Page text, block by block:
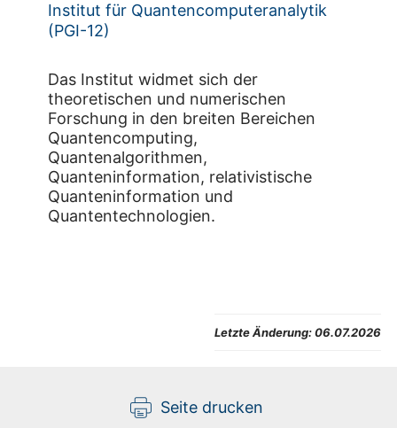
Institut für Quantencomputeranalytik
(PGI-12)
Das Institut widmet sich der
theoretischen und numerischen
Forschung in den breiten Bereichen
Quantencomputing,
Quantenalgorithmen,
Quanteninformation, relativistische
Quanteninformation und
Quantentechnologien.
Letzte Änderung:06.07.2026
Seite drucken